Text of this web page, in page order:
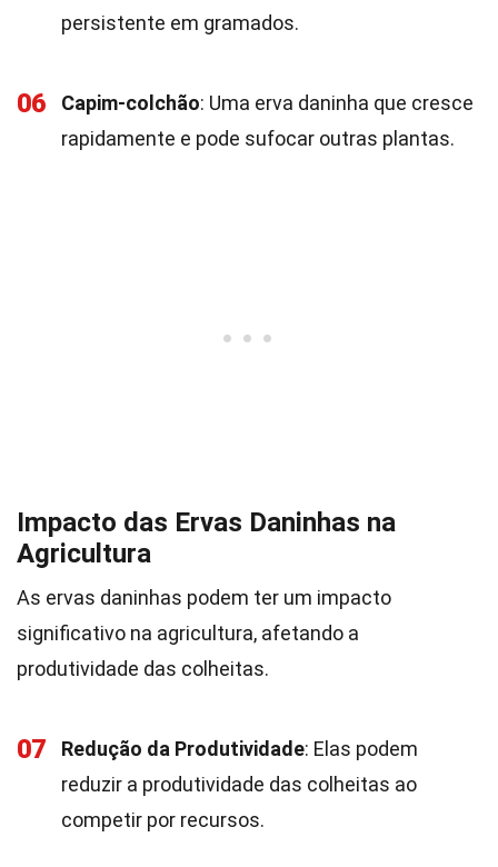
persistente em gramados.
06 Capim-colchão: Uma erva daninha que cresce
rapidamente e pode sufocar outras plantas.
Impacto das Ervas Daninhas na
Agricultura
As ervas daninhas podem ter um impacto
significativo na agricultura, afetando a
produtividade das colheitas.
07 Redução da Produtividade: Elas podem
reduzir a produtividade das colheitas ao
competir por recursos.